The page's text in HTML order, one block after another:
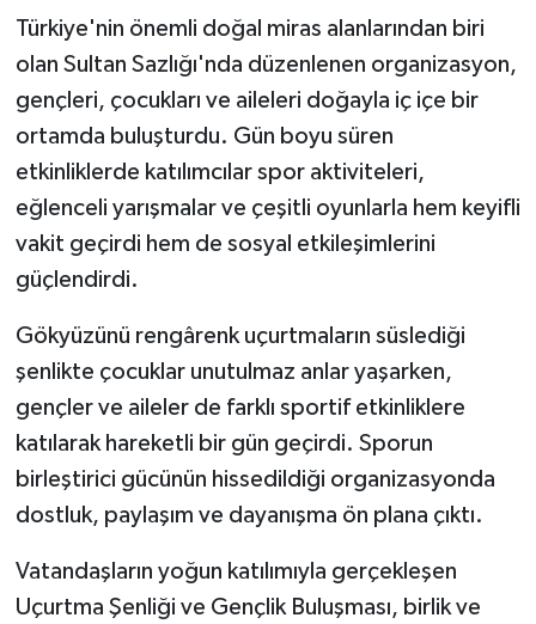
Türkiye'nin önemli doğal miras alanlarından biri
olan Sultan Sazlığı'nda düzenlenen organizasyon,
gençleri, çocukları ve aileleri doğayla iç içe bir
ortamda buluşturdu. Gün boyu süren
etkinliklerde katılımcılar spor aktiviteleri,
eğlenceli yarışmalar ve çeşitli oyunlarla hem keyifli
vakit geçirdi hem de sosyal etkileşimlerini
güçlendirdi.
Gökyüzünü rengârenk uçurtmaların süslediği
şenlikte çocuklar unutulmaz anlar yaşarken,
gençler ve aileler de farklı sportif etkinliklere
katılarak hareketli bir gün geçirdi. Sporun
birleştirici gücünün hissedildiği organizasyonda
dostluk, paylaşım ve dayanışma ön plana çıktı.
Vatandaşların yoğun katılımıyla gerçekleşen
Uçurtma Şenliği ve Gençlik Buluşması, birlik ve